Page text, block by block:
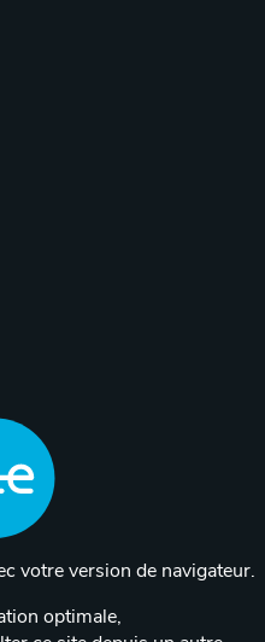
votre version de navigateur.
optimale,